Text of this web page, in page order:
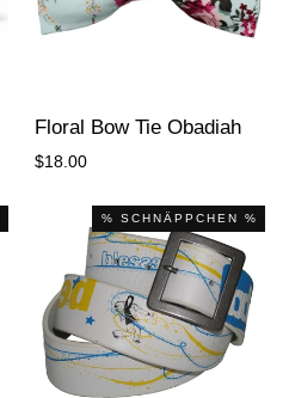
Floral Bow Tie Obadiah
$18.00
% SCHNÄPPCHEN %